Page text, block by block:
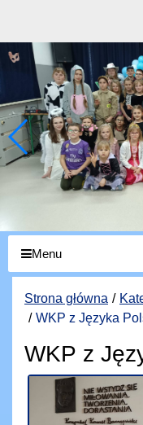
Menu
Strona główna
WKP z Języka
WKP z